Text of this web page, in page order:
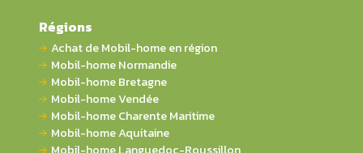
Régions
Achat de Mobil-home en région
Mobil-home Normandie
Mobil-home Bretagne
Mobil-home Vendée
Mobil-home Charente Maritime
Mobil-home Aquitaine